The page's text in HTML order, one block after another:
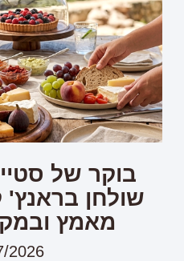
בוקר של
שולחן בראנץ'
מאמץ
2026